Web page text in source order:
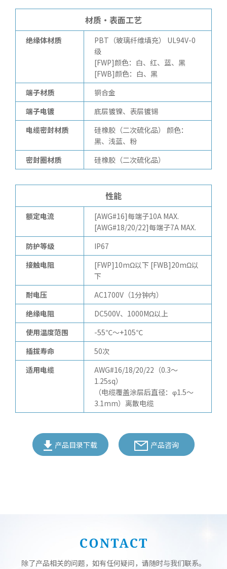
材质・表面工艺
绝缘体材质
PBT（玻璃纤维填充） UL94V-0
级
[FWP]颜色：白、红、蓝、黑
[FWB]颜色：白、黑
端子材质
铜合金
端子电镀
底层镀镍、表层镀锡
电缆密封材质
硅橡胶（二次硫化品） 颜色：
黑、浅蓝、粉
密封圈材质
硅橡胶（二次硫化品）
性能
额定电流
[AWG#16]每端子10A MAX.
[AWG#18/20/22]每端子7A MAX.
防护等级
IP67
接触电阻
[FWP]10mΩ以下 [FWB]20mΩ以
下
耐电压
AC1700V（1分钟内）
绝缘电阻
DC500V、1000MΩ以上
使用温度范围
-55℃～+105℃
插拔寿命
50次
适用电缆
AWG#16/18/20/22（0.3～
1.25sq）
（电缆覆盖涂层后直径：φ1.5～
3.1mm）离散电缆
产品目录下载 产品咨询
除了产品相关的问题，如有任何疑问，请随时与我们联系。